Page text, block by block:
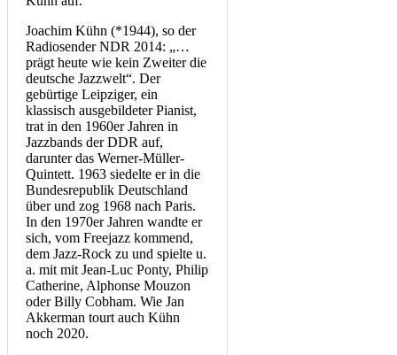
Joachim Kühn (*1944), so der
Radiosender NDR 2014: „…
prägt heute wie kein Zweiter die
deutsche Jazzwelt“. Der
gebürtige Leipziger, ein
klassisch ausgebildeter Pianist,
trat in den 1960er Jahren in
Jazzbands der DDR auf,
darunter das Werner-Müller-
Quintett. 1963 siedelte er in die
Bundesrepublik Deutschland
über und zog 1968 nach Paris.
In den 1970er Jahren wandte er
sich, vom Freejazz kommend,
dem Jazz-Rock zu und spielte u.
a. mit mit Jean-Luc Ponty, Philip
Catherine, Alphonse Mouzon
oder Billy Cobham. Wie Jan
Akkerman tourt auch Kühn
noch 2020.